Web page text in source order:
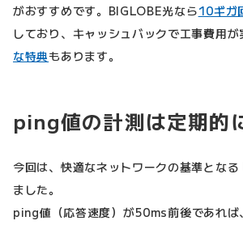
がおすすめです。BIGLOBE光なら10ギガ
しており、キャッシュバックで工事費用が
な特典もあります。
ping値の計測は定期的
今回は、快適なネットワークの基準とな
ました。
ping値（応答速度）が50ms前後であれば